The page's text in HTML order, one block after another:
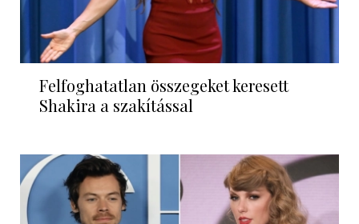
Felfoghatatlan összegeket keresett
Shakira a szakítással